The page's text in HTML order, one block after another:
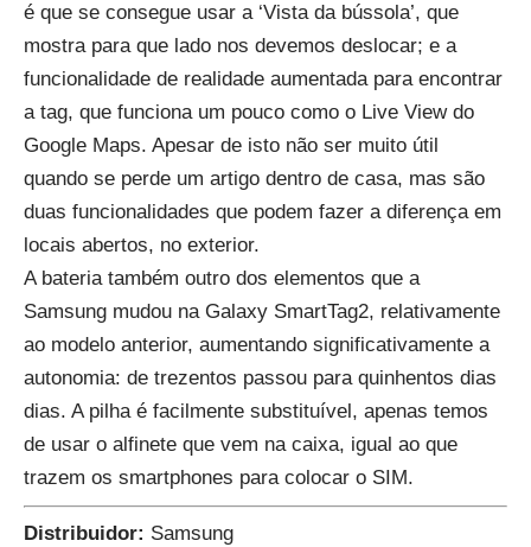
é que se consegue usar a ‘Vista da bússola’, que
mostra para que lado nos devemos deslocar; e a
funcionalidade de realidade aumentada para encontrar
a tag, que funciona um pouco como o Live View do
Google Maps. Apesar de isto não ser muito útil
quando se perde um artigo dentro de casa, mas são
duas funcionalidades que podem fazer a diferença em
locais abertos, no exterior.
A bateria também outro dos elementos que a
Samsung mudou na Galaxy SmartTag2, relativamente
ao modelo anterior, aumentando significativamente a
autonomia: de trezentos passou para quinhentos dias
dias. A pilha é facilmente substituível, apenas temos
de usar o alfinete que vem na caixa, igual ao que
trazem os smartphones para colocar o SIM.
Distribuidor: Samsung